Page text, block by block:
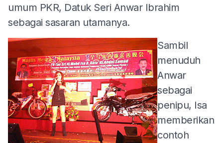
umum PKR, Datuk Seri Anwar Ibrahim
sebagai sasaran utamanya.
Sambil
menuduh
Anwar
sebagai
penipu, Isa
memberikan
contoh